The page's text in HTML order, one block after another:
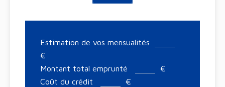
Estimation de vos mensualités
€
Montant total emprunté
€
Coût du crédit
€